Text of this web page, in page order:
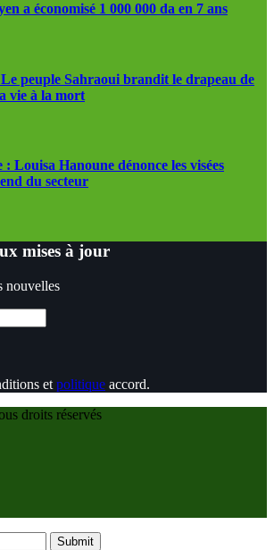
a économisé 1 000 000 da en 7 ans
peuple Sahraoui brandit le drapeau de
vie à la mort
Louisa Hanoune dénonce les visées
du secteur
mises à jour
nouvelles
et politique accord.
droits réservés
Submit